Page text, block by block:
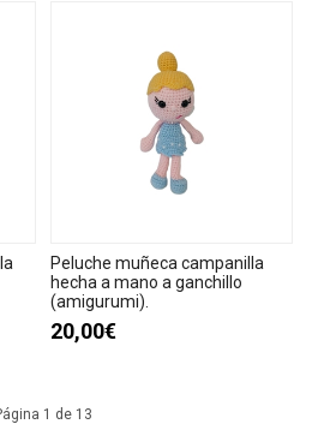
Peluche muñeca campanilla
hecha a mano a ganchillo
(amigurumi).
20,00€
1 de 13